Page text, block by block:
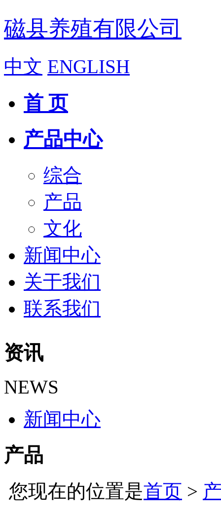
磁县养殖有限公司
中文 ENGLISH
首 页
产品中心
综合
产品
文化
新闻中心
关于我们
联系我们
资讯
NEWS
新闻中心
产品
您现在的位置是首页 >